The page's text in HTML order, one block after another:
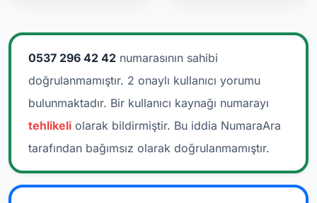
0537 296 42 42 numarasının sahibi
doğrulanmamıştır. 2 onaylı kullanıcı yorumu
bulunmaktadır. Bir kullanıcı kaynağı numarayı
tehlikeli olarak bildirmiştir. Bu iddia NumaraAra
tarafından bağımsız olarak doğrulanmamıştır.